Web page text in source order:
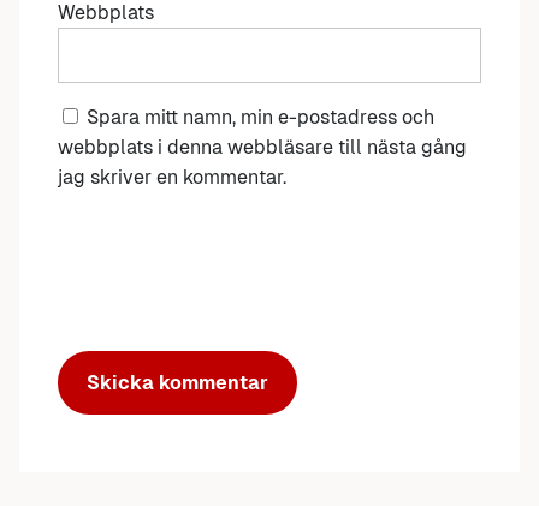
Webbplats
Spara mitt namn, min e-postadress och
webbplats i denna webbläsare till nästa gång
jag skriver en kommentar.